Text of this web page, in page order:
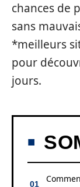
chances de
sans
*meilleurs
pour
jours.